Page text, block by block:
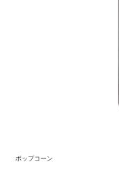
ポップコーン